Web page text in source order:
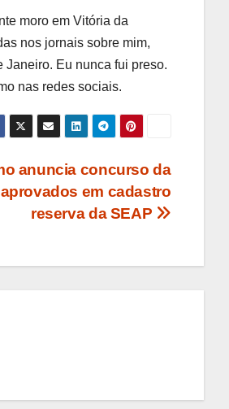
moro em Vitória da
nos jornais sobre mim,
Janeiro. Eu nunca fui preso.
nas redes sociais.
anuncia concurso da
em cadastro
reserva da SEAP